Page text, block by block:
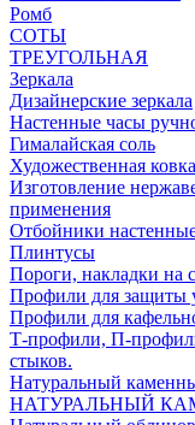
Ромб
СОТЫ
ТРЕУГОЛЬНАЯ
Зеркала
Дизайнерские зеркала
Настенные часы
Гималайская соль
Художественная ковка
Изготовление
применения
Отбойники
Плинтусы
Пороги, накладки на
Профили для защиты
Профили для
Т-профили, П-
стыков.
Натуральный
НАТУРАЛЬНЫЙ